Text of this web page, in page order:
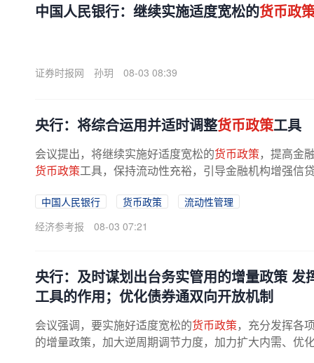
中国人民银行：继续实施适度宽松的货币政
证券时报网 孙玥 08-03 08:39
央行：将综合运用并适时调整货币政策工具
会议提出，将继续实施好适度宽松的货币政策，提高金
货币政策工具，保持流动性充裕，引导金融机构增强信
中国人民银行 货币政策
流动性管理
经济参考报
08-03 07:21
央行：及时谋划出台务实管用的增量政策 发
工具的作用；优化债券通双向开放机制
会议强调，要实施好适度宽松的货币政策，充分发挥各
的增量政策，加大逆周期调节力度，加力扩大内需、优